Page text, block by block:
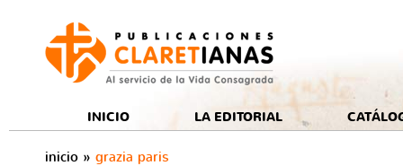
INICIO LA EDITORIAL
inicio » grazia paris